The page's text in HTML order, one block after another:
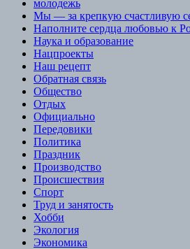
молодежь
Мы — за крепкую счастливую
Наполните сердца любовью к
Наука и образование
Нацпроекты
Наш рецепт
Обратная связь
Общество
Отдых
Официально
Передовики
Политика
Праздник
Производство
Происшествия
Спорт
Труд и занятость
Хобби
Экология
Экономика